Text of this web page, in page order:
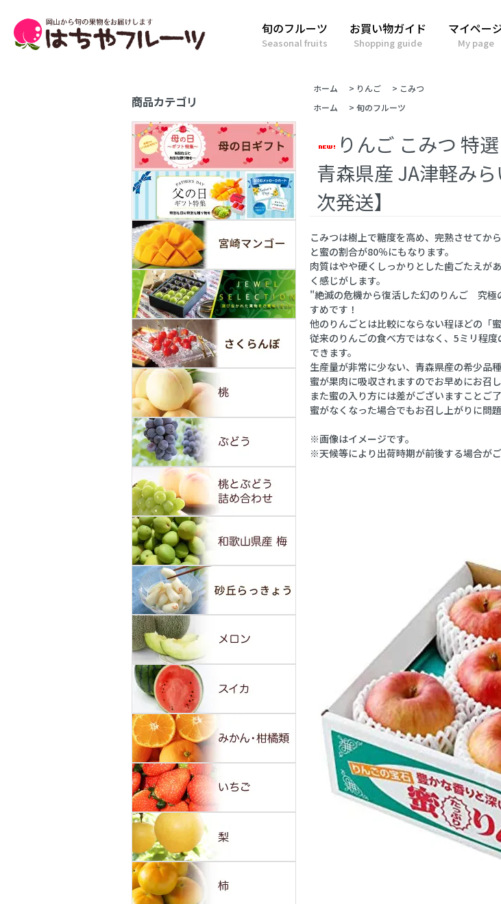
旬のフルーツ
Seasonal fruits
お買い物ガイド
Shopping guide
マイペー
My page
商品カテゴリ
ホーム > りんご > こみつ
ホーム
> 旬のフルーツ
りんご こみつ 特
青森県産 JA津軽み
次発送】
こみつは樹上で糖度を高め、完熟させてか
と蜜の割合が80％にもなります。
肉質はやや硬くしっかりとした歯ごたえが
く感じがします。
"絶滅の危機から復活した幻のりんご 究
すめです！
他のりんごとは比較にならない程ほどの「
従来のりんごの食べ方ではなく、5ミリ程
できます。
生産量が非常に少ない、青森県産の希少品種
蜜が果肉に吸収されますのでお早めにお召
また蜜の入り方には差がございますことご
蜜がなくなった場合でもお召し上がりに問題
※画像はイメージです。
※天候等により出荷時期が前後する場合がご